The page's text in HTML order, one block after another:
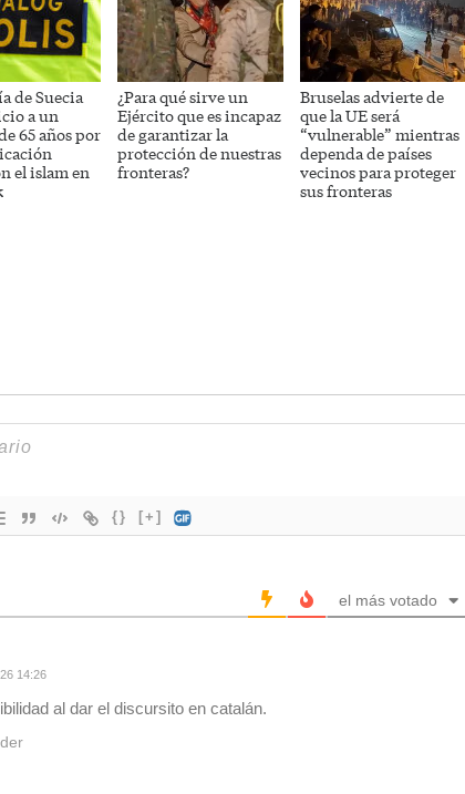
de Suecia
a un
65 años por
el islam en
¿Para qué sirve un
Ejército que es incapaz
de garantizar la
protección de nuestras
fronteras?
Bruselas advierte de
que la UE será
“vulnerable” mientras
dependa de países
vecinos para proteger
sus fronteras
{} [+]
el más votado
14:26
al dar el discursito en catalán.